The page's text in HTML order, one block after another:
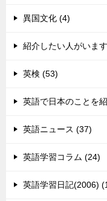
異国文化 (4)
紹介したい人がいま
英検 (53)
英語で日本のことを
英語ニュース (37)
英語学習コラム (24)
英語学習日記(2006)